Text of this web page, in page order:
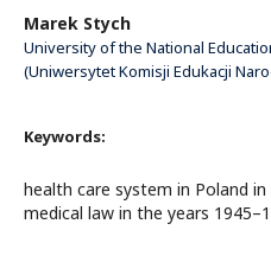
Marek Stych
University of the National
(Uniwersytet Komisji Edukacji
Keywords:
health care system in Poland
medical law in the years